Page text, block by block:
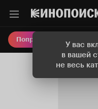
У вас
в вашей
не весь
Попробовать Плюс